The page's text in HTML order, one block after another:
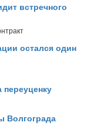
встречного
остался один
Волгограда